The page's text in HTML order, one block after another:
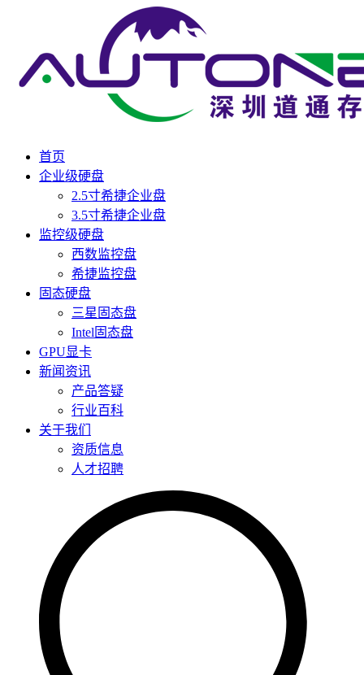
首页
企业级硬盘
2.5寸希捷企业盘
3.5寸希捷企业盘
监控级硬盘
西数监控盘
希捷监控盘
固态硬盘
三星固态盘
Intel固态盘
GPU显卡
新闻资讯
产品答疑
行业百科
关于我们
资质信息
人才招聘